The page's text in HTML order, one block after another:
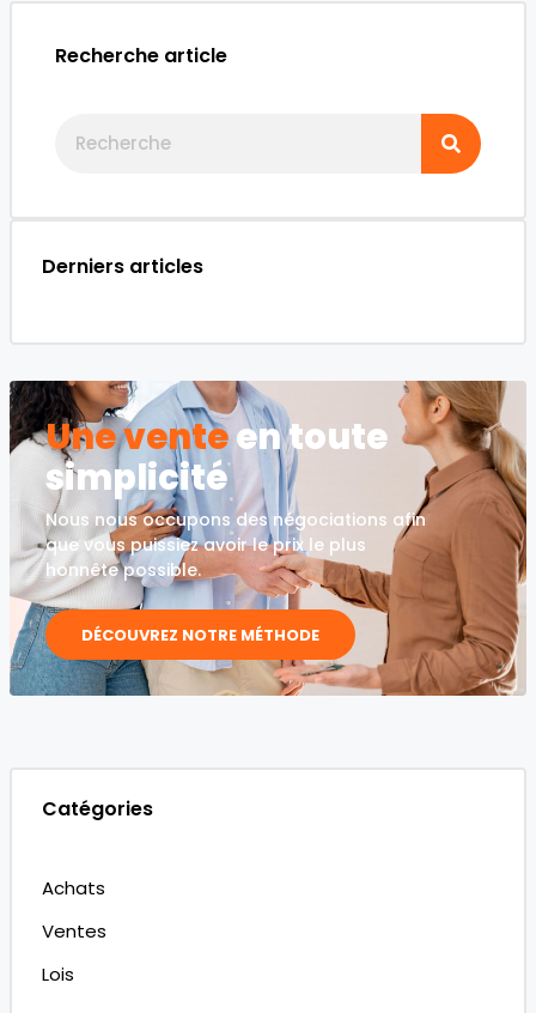
Recherche article
Derniers articles
Une venteen toute
simplicité
Nous nous occupons des négociations afin
que vous puissiez avoir le prix le plus
honnête possible.
DÉCOUVREZ NOTRE MÉTHODE
Catégories
Achats
Ventes
Lois